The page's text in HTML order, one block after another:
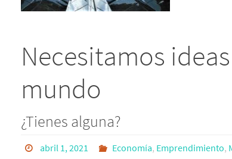
Necesitamos
mundo
¿Tienes alguna?
abril 1, 2021 Economía, Emprendimiento,